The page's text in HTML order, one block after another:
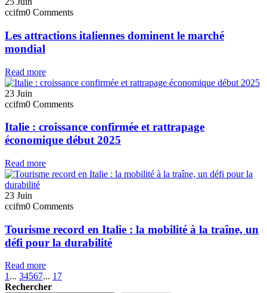
ccifm0 Comments
Les attractions italiennes dominent le marché
mondial
Read more
23 Juin
ccifm0 Comments
Italie : croissance confirmée et rattrapage
économique début 2025
Read more
23 Juin
ccifm0 Comments
Tourisme record en Italie : la mobilité à la traîne, un
défi pour la durabilité
Read more
1 ... 34567... 17
Rechercher